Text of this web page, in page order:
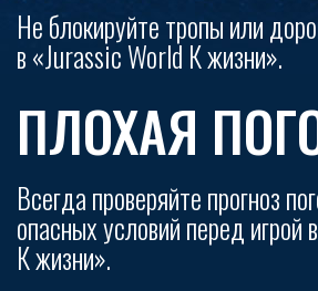
Не блокируйте тропы или
в «Jurassic World К жизни».
ПЛОХАЯ
Всегда проверяйте прогноз
опасных условий перед игрой
К жизни».